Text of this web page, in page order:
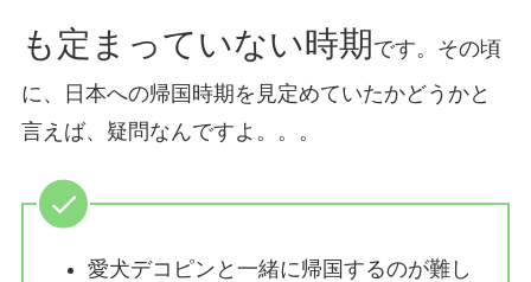
も定まっていない時期です。その頃
に、日本への帰国時期を見定めていたかどうかと
言えば、疑問なんですよ。。。
愛犬デコピンと一緒に帰国するのが難し